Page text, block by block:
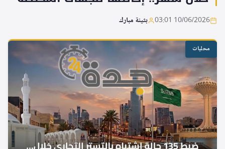
10/06/2026 03:01 بثينة مبارك
محليات